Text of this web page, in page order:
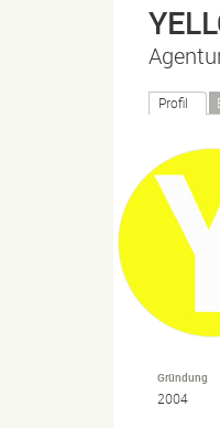
Profil
Gründung
2004